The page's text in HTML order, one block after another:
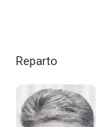
Reparto